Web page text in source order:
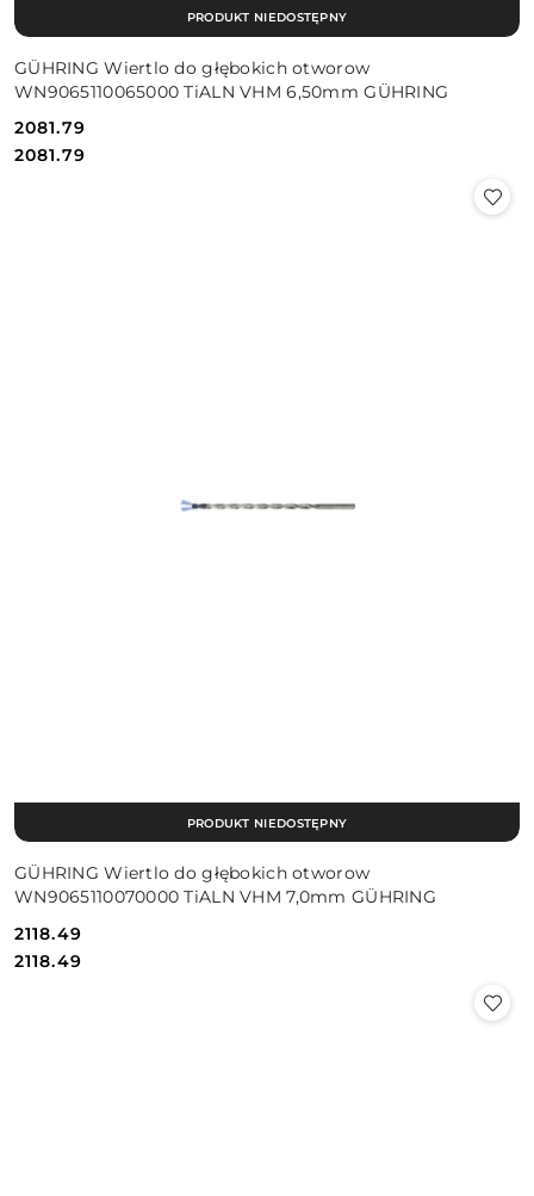
GÜHRING Wiertlo do głębokich otworow
WN9065110065000 TiALN VHM 6,50mm GÜHRING
Cena:
2081.79
Cena:
2081.79
PRODUKT NIEDOSTĘPNY
GÜHRING Wiertlo do głębokich otworow
WN9065110070000 TiALN VHM 7,0mm GÜHRING
Cena:
2118.49
Cena:
2118.49
PRODUKT NIEDOSTĘPNY